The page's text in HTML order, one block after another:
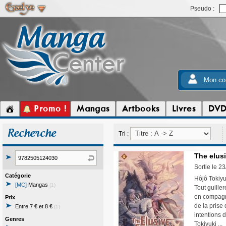
Pseudo :
Mon
Promo ! Mangas Artbooks Livres DVD
Recherche
Catégorie
[MC] Mangas (1)
Prix
Entre 7 € et 8 € (1)
Genres
Tri :
The
Sortie le
Hôjô
Tout
en
de la prise
intentions
Tokiyuki